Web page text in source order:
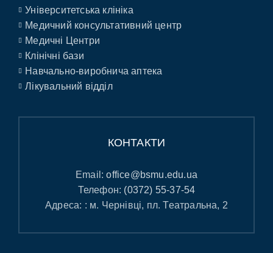
Університетська клініка
Медичний консультативний центр
Медичні Центри
Клінічні бази
Навчально-виробнича аптека
Лікувальний відділ
КОНТАКТИ
Email:office@bsmu.edu.ua
Телефон: (0372) 55-37-54
Адреса: : м. Чернівці, пл. Театральна, 2